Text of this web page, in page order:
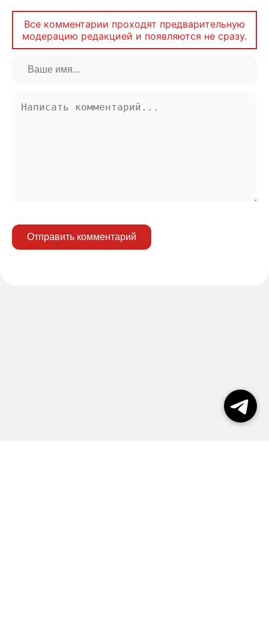
Все комментарии проходят предварительную
модерацию редакцией и появляются не сразу.
Отправить комментарий